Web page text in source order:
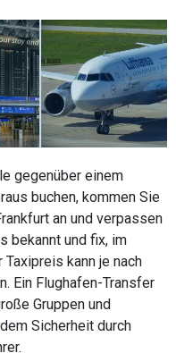
gegenüber einem
buchen, kommen Sie
an und verpassen
bekannt und fix, im
kann je nach
Ein Flughafen-Transfer
Gruppen und
Sicherheit durch